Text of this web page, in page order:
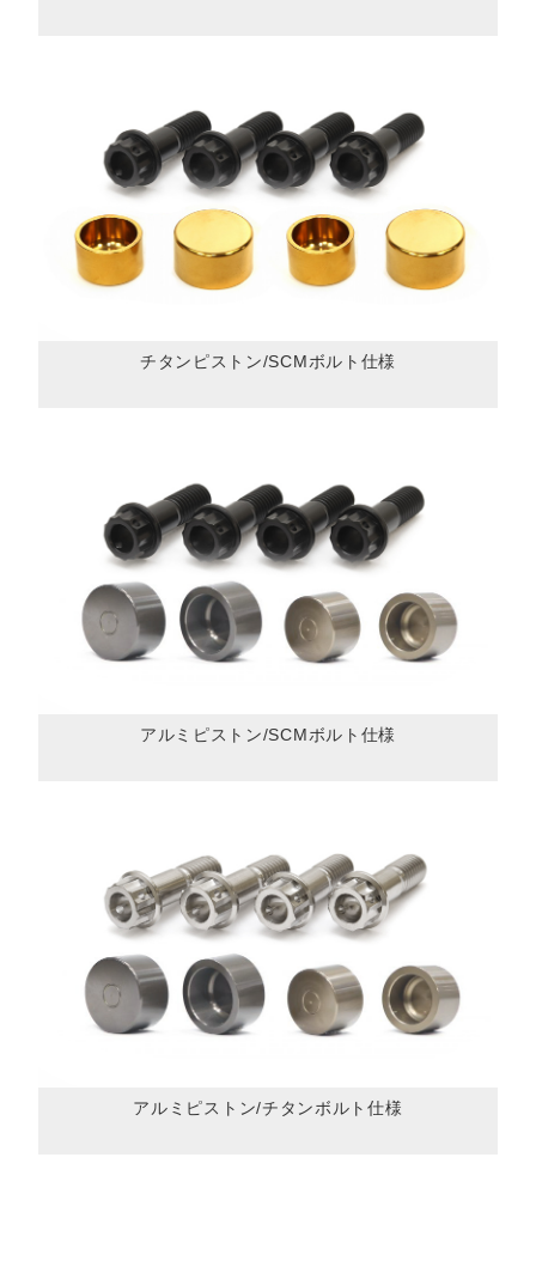
チタンピストン/SCMボルト仕様
アルミピストン/SCMボルト仕様
アルミピストン/チタンボルト仕様